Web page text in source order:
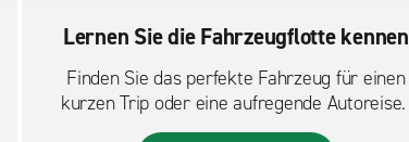
Lernen Sie die Fahrzeugflotte kennen
Finden Sie das perfekte Fahrzeug für einen
kurzen Trip oder eine aufregende Autoreise.